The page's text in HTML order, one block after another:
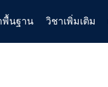
พื้นฐาน วิชาเพิ่มเติม